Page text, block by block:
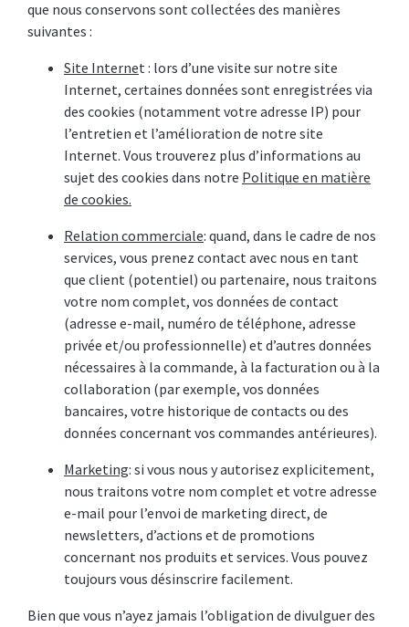
que nous conservons sont collectées des manières
suivantes :
Site Internet : lors d’une visite sur notre site
Internet, certaines données sont enregistrées via
des cookies (notamment votre adresse IP) pour
l’entretien et l’amélioration de notre site
Internet. Vous trouverez plus d’informations au
sujet des cookies dans notre Politique en matière
de cookies.
Relation commerciale: quand, dans le cadre de nos
services, vous prenez contact avec nous en tant
que client (potentiel) ou partenaire, nous traitons
votre nom complet, vos données de contact
(adresse e-mail, numéro de téléphone, adresse
privée et/ou professionnelle) et d’autres données
nécessaires à la commande, à la facturation ou à la
collaboration (par exemple, vos données
bancaires, votre historique de contacts ou des
données concernant vos commandes antérieures).
Marketing: si vous nous y autorisez explicitement,
nous traitons votre nom complet et votre adresse
e-mail pour l’envoi de marketing direct, de
newsletters, d’actions et de promotions
concernant nos produits et services. Vous pouvez
toujours vous désinscrire facilement.
Bien que vous n’ayez jamais l’obligation de divulguer des